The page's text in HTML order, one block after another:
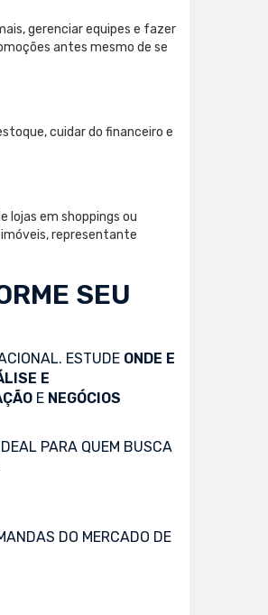
gerenciar equipes e fazer
antes mesmo de se
cuidar do financeiro e
lojas em shoppings ou
representante
SEU
ESTUDE ONDE E
E
E NEGÓCIOS
PARA QUEM BUSCA
DO MERCADO DE